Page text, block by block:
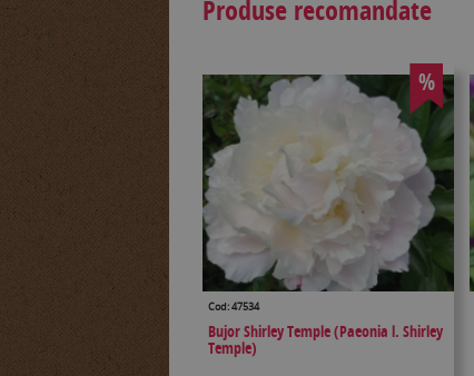
Produse recomandate
%
Cod: 47534
Bujor Shirley Temple (Paeonia l. Shirley
Temple)